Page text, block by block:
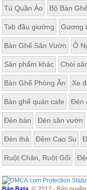
Tủ Quần Áo Bộ Bàn
Tab đầu giường Gương
Bàn Ghế Sân Vườn Ô
Sản phẩm khác Chòi
Bàn Ghế Phòng Ăn Xe
Bàn ghế quán cafe Đèn
Đèn bàn Đèn sân vườn
Đèn thả Đệm Cao Su
Ruột Chăn, Ruột Gối